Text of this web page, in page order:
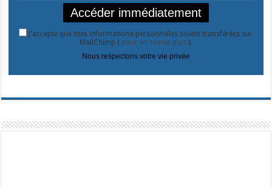
J'accepte que mes informations personnelles soient transférées sur
MailChimp ( pour en savoir plus).
Nous respectons votre vie privée